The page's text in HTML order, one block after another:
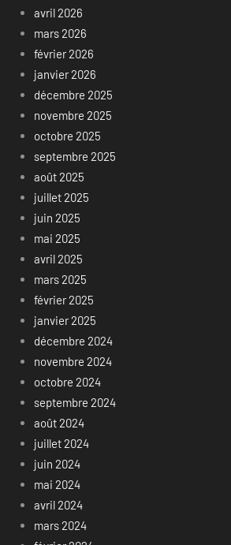
avril 2026
mars 2026
février 2026
janvier 2026
décembre 2025
novembre 2025
octobre 2025
septembre 2025
août 2025
juillet 2025
juin 2025
mai 2025
avril 2025
mars 2025
février 2025
janvier 2025
décembre 2024
novembre 2024
octobre 2024
septembre 2024
août 2024
juillet 2024
juin 2024
mai 2024
avril 2024
mars 2024